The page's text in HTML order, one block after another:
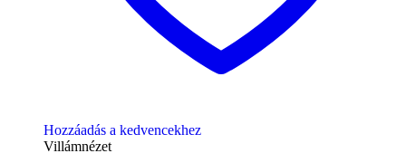
Hozzáadás a kedvencekhez
Villámnézet